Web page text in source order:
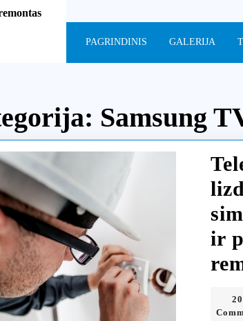
PAGRINDINIS GALERIJA
Samsung
ir